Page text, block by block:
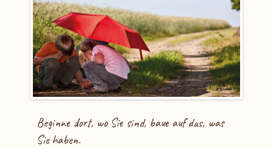
Beginne dort, wo Sie sind, baue auf das, was
Sie haben.